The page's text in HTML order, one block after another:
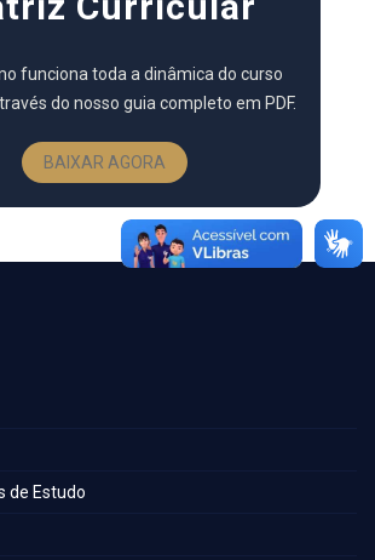
funciona toda a dinâmica do curso
do nosso guia completo em PDF.
BAIXAR AGORA
de Estudo